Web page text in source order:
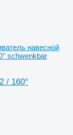
навесной
schwenkbar
/ 160°